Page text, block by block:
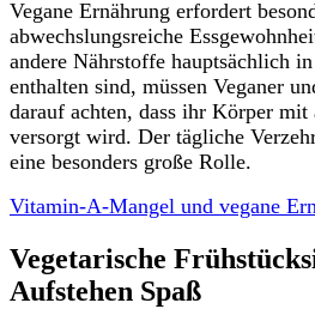
Vegane Ernährung erfordert
abwechslungsreiche
andere Nährstoffe hauptsächlich
enthalten sind, müssen Veganer
darauf achten, dass ihr Körper
versorgt wird. Der tägliche
eine besonders große Rolle.
Vitamin-A-Mangel und vegane
Vegetarische
Aufstehen Spaß